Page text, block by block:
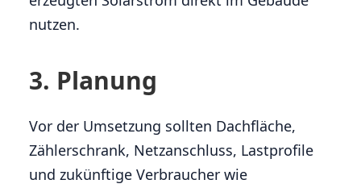
nutzen.
3. Planung
Vor der Umsetzung sollten Dachfläche,
Zählerschrank, Netzanschluss, Lastprofile
und zukünftige Verbraucher wie